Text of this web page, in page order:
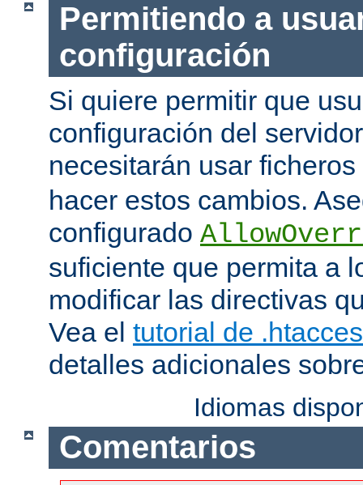
Permitiendo a
configuración
Si quiere permitir que
configuración del
necesitarán usar ficheros
hacer estos cambios.
configurado
suficiente que permita a
modificar las directivas
Vea el tutorial de
detalles adicionales
Idiomas
Comentarios